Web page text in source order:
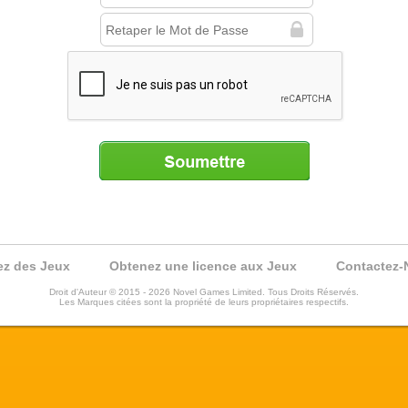
des Jeux Obtenez une licence aux Jeux Contactez-
Droit d'Auteur © 2015 - 2026 Novel Games Limited. Tous Droits Réservés.
Les Marques citées sont la propriété de leurs propriétaires respectifs.